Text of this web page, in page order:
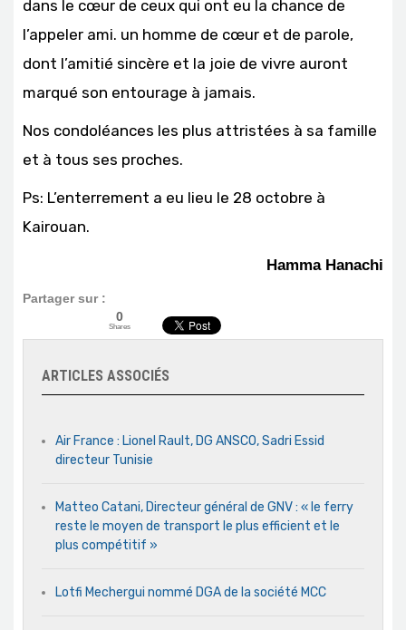
dans le cœur de ceux qui ont eu la chance de
l’appeler ami. un homme de cœur et de parole,
dont l’amitié sincère et la joie de vivre auront
marqué son entourage à jamais.
Nos condoléances les plus attristées à sa famille
et à tous ses proches.
Ps: L’enterrement a eu lieu le 28 octobre à
Kairouan.
Hamma Hanachi
Partager sur :
0
Shares
ARTICLES ASSOCIÉS
Air France : Lionel Rault, DG ANSCO, Sadri Essid
directeur Tunisie
Matteo Catani, Directeur général de GNV : « le ferry
reste le moyen de transport le plus efficient et le
plus compétitif »
Lotfi Mechergui nommé DGA de la société MCC